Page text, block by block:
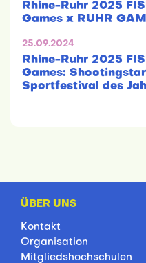
Rhine-Ruhr 2025
Games x RUHR
25.09.2024
Rhine-Ruhr 2025
Games:
Sportfestival des
ÜBER UNS
Kontakt
Organisation
Mitgliedshochschulen